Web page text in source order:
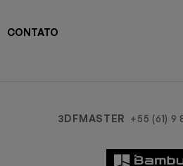
CONTATO
3DFMASTER +55 (61) 9